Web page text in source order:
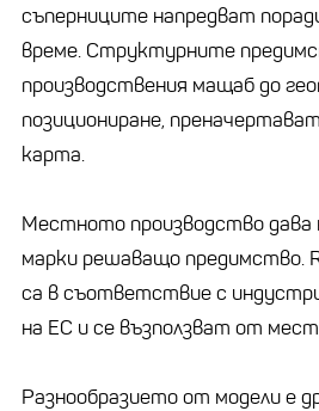
съперниците напредват
време. Структурните
производствения мащаб до
позициониране,
карта.
Местното производство дава
марки решаващо предимство.
са в съответствие с
на ЕС и се възползват от
Разнообразието от модели е